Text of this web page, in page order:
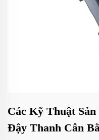
Các Kỹ Thuật
Đậy Thanh Cân